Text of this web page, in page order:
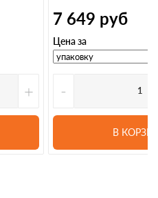
+
7 649 руб
Цена за
-
В